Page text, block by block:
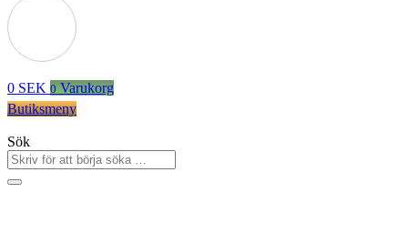
0 SEK 0 Varukorg
Butiksmeny
Sök